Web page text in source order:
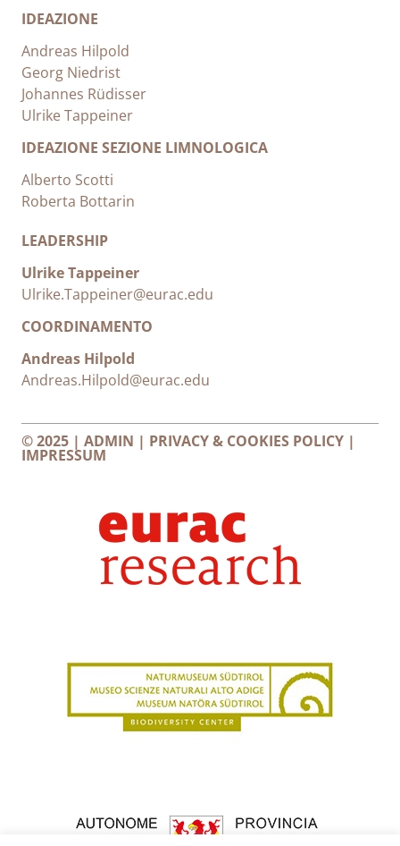
IDEAZIONE
Andreas Hilpold
Georg Niedrist
Johannes Rüdisser
Ulrike Tappeiner
IDEAZIONE SEZIONE LIMNOLOGICA
Alberto Scotti
Roberta Bottarin
LEADERSHIP
Ulrike Tappeiner
Ulrike.Tappeiner@eurac.edu
COORDINAMENTO
Andreas Hilpold
Andreas.Hilpold@eurac.edu
© 2025 | ADMIN | PRIVACY & COOKIES POLICY |
IMPRESSUM